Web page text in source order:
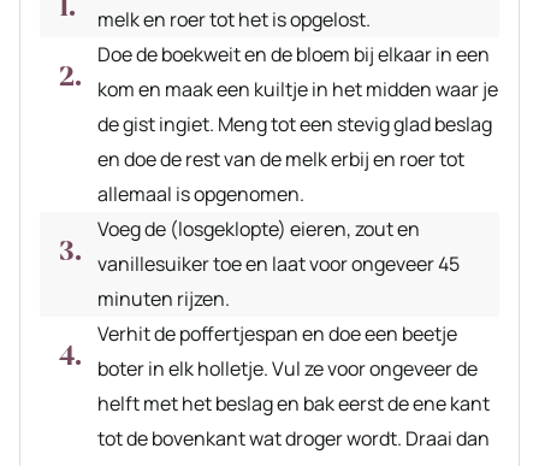
melk en roer tot het is opgelost.
Doe de boekweit en de bloem bij elkaar in een
kom en maak een kuiltje in het midden waar je
de gist ingiet. Meng tot een stevig glad beslag
en doe de rest van de melk erbij en roer tot
allemaal is opgenomen.
Voeg de (losgeklopte) eieren, zout en
vanillesuiker toe en laat voor ongeveer 45
minuten rijzen.
Verhit de poffertjespan en doe een beetje
boter in elk holletje. Vul ze voor ongeveer de
helft met het beslag en bak eerst de ene kant
tot de bovenkant wat droger wordt. Draai dan